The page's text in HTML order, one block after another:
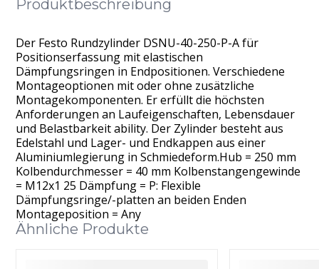
Produktbeschreibung
Der Festo Rundzylinder DSNU-40-250-P-A für
Positionserfassung mit elastischen
Dämpfungsringen in Endpositionen. Verschiedene
Montageoptionen mit oder ohne zusätzliche
Montagekomponenten. Er erfüllt die höchsten
Anforderungen an Laufeigenschaften, Lebensdauer
und Belastbarkeit ability. Der Zylinder besteht aus
Edelstahl und Lager- und Endkappen aus einer
Aluminiumlegierung in Schmiedeform.Hub = 250 mm
Kolbendurchmesser = 40 mm Kolbenstangengewinde
= M12x1 25 Dämpfung = P: Flexible
Dämpfungsringe/-platten an beiden Enden
Montageposition = Any
Ähnliche Produkte